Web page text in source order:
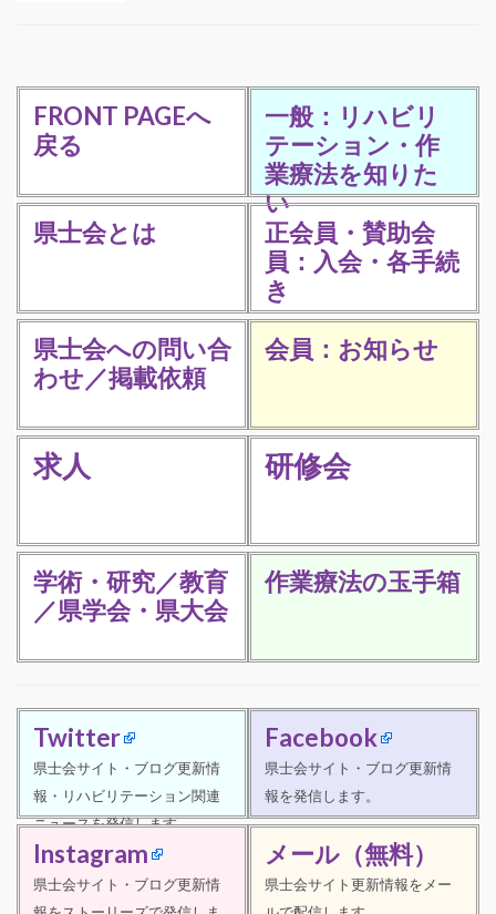
FRONT PAGEへ
戻る
一般：リハビリ
テーション・作
業療法を知りた
い
県士会とは
正会員・賛助会
員：入会・各手続
き
県士会への問い合
わせ／掲載依頼
会員：お知らせ
求人 研修会
学術・研究／教育
／県学会・県大会
作業療法の玉手箱
Twitter
県士会サイト・ブログ更新情
報・リハビリテーション関連
ニュースを発信します。
Facebook
県士会サイト・ブログ更新情
報を発信します。
Instagram
県士会サイト・ブログ更新情
メール（無料）
県士会サイト更新情報をメー